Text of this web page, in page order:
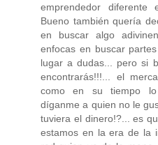
emprendedor diferente
Bueno también quería
en buscar algo
enfocas en buscar
lugar a dudas... pero si
encontrarás!!!... el
como en su tiempo lo
díganme a quien no le
tuviera el dinero!?... es
estamos en la era de la